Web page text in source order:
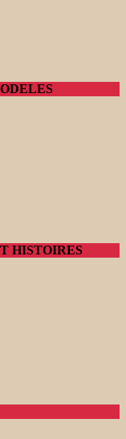
HISTOIRES